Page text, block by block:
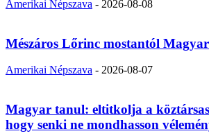
Amerikai Népszava - 2026-08-08
Mészáros Lőrinc mostantól
Amerikai Népszava - 2026-08-07
Magyar tanul: eltitkolja a
hogy senki ne mondhasson